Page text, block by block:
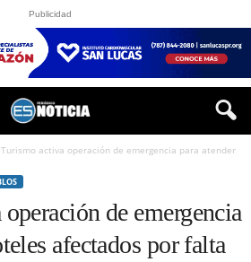
Publicidad
Turismo activa operación de emergencia para atender
de emergencia
afectados por falta